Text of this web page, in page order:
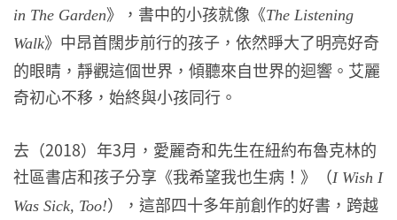
in The Garden》，書中的小孩就像《The Listening
Walk》中昂首闊步前行的孩子，依然睜大了明亮好奇
的眼睛，靜觀這個世界，傾聽來自世界的迴響。艾麗
奇初心不移，始終與小孩同行。
去（2018）年3月，愛麗奇和先生在紐約布魯克林的
社區書店和孩子分享《我希望我也生病！》（I Wish I
Was Sick, Too!），這部四十多年前創作的好書，跨越